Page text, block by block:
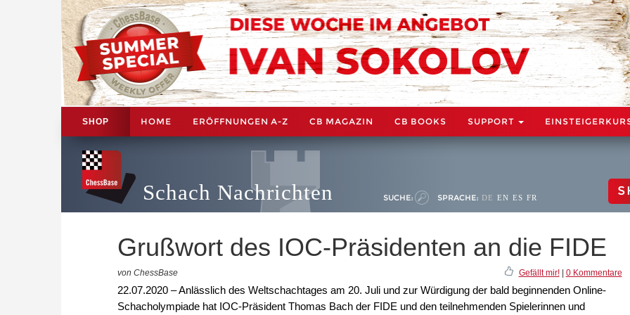
SHOP HOME ERÖFFNUNGEN A-Z CB MAGAZIN CB BOOKS SUPPORT
Schach Nachrichten SUCHE: SPRACHE: DE EN ES FR
Grußwort des IOC-Präsidenten an die FIDE
von ChessBase Gefällt mir!| 0 Kommentare
22.07.2020 – Anlässlich des Weltschachtages am 20. Juli und zur Würdigung der bald beginnenden Online-
Schacholympiade hat IOC-Präsident Thomas Bach der FIDE und den teilnehmenden Spielerinnen und